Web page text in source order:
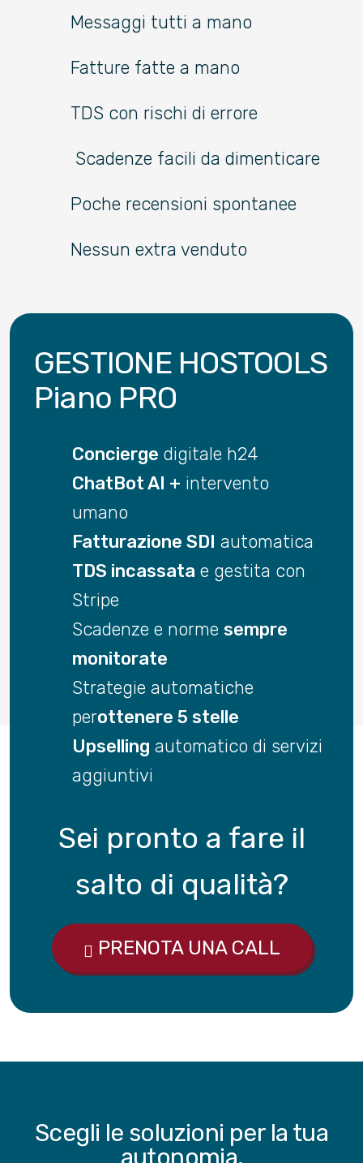
Messaggi tutti a mano
Fatture fatte a mano
TDS con rischi di errore
Scadenze facili da dimenticare
Poche recensioni spontanee
Nessun extra venduto
GESTIONE HOSTOOLS
Piano PRO
Concierge digitale h24
ChatBot AI + intervento
umano
Fatturazione SDI automatica
TDS incassata e gestita con
Stripe
Scadenze e norme sempre
monitorate
Strategie automatiche
perottenere 5 stelle
Upselling automatico di servizi
aggiuntivi
Sei pronto a fare il
salto di qualità?
PRENOTA UNA CALL
Scegli le soluzioni per la tua